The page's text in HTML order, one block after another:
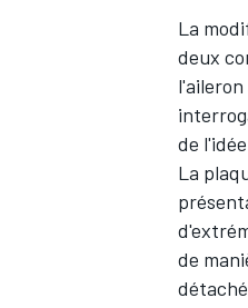
La
deux
de
La
de